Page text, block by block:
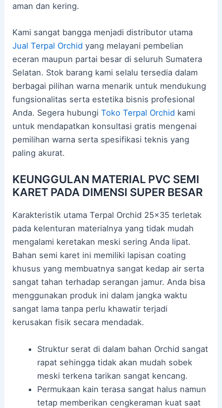
aman dan kering.
Kami sangat bangga menjadi distributor utama
Jual Terpal Orchid yang melayani pembelian
eceran maupun partai besar di seluruh Sumatera
Selatan. Stok barang kami selalu tersedia dalam
berbagai pilihan warna menarik untuk mendukung
fungsionalitas serta estetika bisnis profesional
Anda. Segera hubungiToko Terpal Orchid kami
untuk mendapatkan konsultasi gratis mengenai
pemilihan warna serta spesifikasi teknis yang
paling akurat.
KEUNGGULAN MATERIAL PVC SEMI
KARET PADA DIMENSI SUPER BESAR
Karakteristik utama Terpal Orchid 25×35 terletak
pada kelenturan materialnya yang tidak mudah
mengalami keretakan meski sering Anda lipat.
Bahan semi karet ini memiliki lapisan coating
khusus yang membuatnya sangat kedap air serta
sangat tahan terhadap serangan jamur. Anda bisa
menggunakan produk ini dalam jangka waktu
sangat lama tanpa perlu khawatir terjadi
kerusakan fisik secara mendadak.
Struktur serat di dalam bahan Orchid sangat
rapat sehingga tidak akan mudah sobek
meski terkena tarikan sangat kencang.
Permukaan kain terasa sangat halus namun
tetap memberikan cengkeraman kuat saat